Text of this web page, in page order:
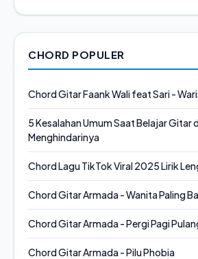
CHORD POPULER
Chord Gitar Faank Wali feat Sari -
5 Kesalahan Umum Saat Belajar Gitar
Menghindarinya
Chord Lagu TikTok Viral 2025 Lirik
Chord Gitar Armada - Wanita Paling
Chord Gitar Armada - Pergi Pagi
Chord Gitar Armada - Pilu Phobia